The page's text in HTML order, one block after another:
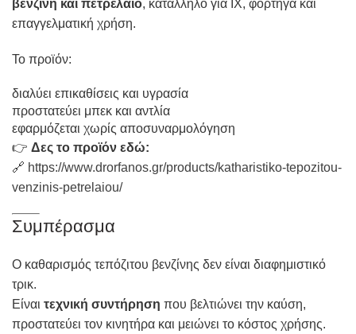
βενζίνη και πετρέλαιο, κατάλληλο για ΙΧ, φορτηγά και
επαγγελματική χρήση.
Το προϊόν:
διαλύει επικαθίσεις και υγρασία
προστατεύει μπεκ και αντλία
εφαρμόζεται χωρίς αποσυναρμολόγηση
👉 Δες το προϊόν εδώ:
🔗 https://www.drorfanos.gr/products/katharistiko-tepozitou-
venzinis-petrelaiou/
Συμπέρασμα
Ο καθαρισμός τεπόζιτου βενζίνης δεν είναι διαφημιστικό
τρικ.
Είναι τεχνική συντήρηση που βελτιώνει την καύση,
προστατεύει τον κινητήρα και μειώνει το κόστος χρήσης.